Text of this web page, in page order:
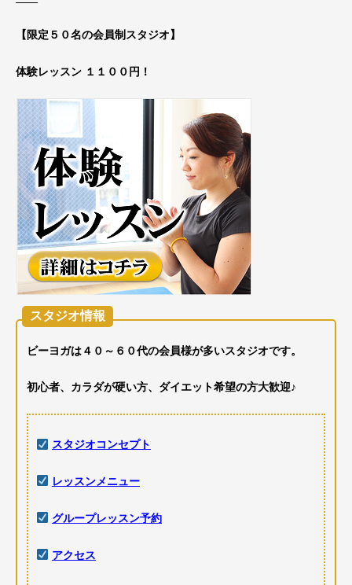
【限定５０名の会員制スタジオ】
体験レッスン １１００円！
スタジオ情報
ビーヨガは４０～６０代の会員様が多いスタジオです。
初心者、カラダが硬い方、ダイエット希望の方大歓迎♪
スタジオコンセプト
レッスンメニュー
グループレッスン予約
アクセス